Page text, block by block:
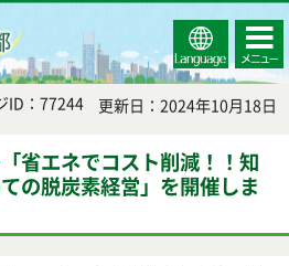
Select
Language
コンテ
ンツメ
ニュー
ID：77244 更新日：2024年10月18日
省エネでコスト削減！！知
の脱炭素経営」を開催しま